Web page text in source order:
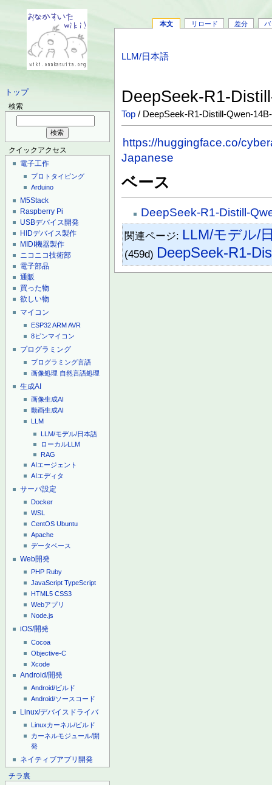
トップ
検索
クイックアクセス
電子工作
プロトタイピング
Arduino
M5Stack
Raspberry Pi
USBデバイス開発
HIDデバイス製作
MIDI機器製作
ニコニコ技術部
電子部品
通販
買った物
欲しい物
マイコン
ESP32ARMAVR
8ピンマイコン
プログラミング
プログラミング言語
画像処理 自然言語処理
生成AI
画像生成AI
動画生成AI
LLM
LLM/モデル/日本語
ローカルLLM
RAG
AIエージェント
AIエディタ
サーバ設定
Docker
WSL
CentOS Ubuntu
Apache
データベース
Web開発
PHP Ruby
JavaScript TypeScript
HTML5 CSS3
Webアプリ
Node.js
iOS/開発
Cocoa
Objective-C
Xcode
Android/開発
Android/ビルド
Android/ソースコード
Linux/デバイスドライバ
Linuxカーネル/ビルド
カーネルモジュール/開
発
ネイティブアプリ開発
チラ裏
本文 リロード 差分 バ
LLM/日本語
DeepSeek-R1-
Top / DeepSeek-R1-Distill-Qwen-
https://huggingface.co/
Japanese
ベース
DeepSeek-R1-Distill-
関連ページ: LLM/モデル/
(459d) DeepSeek-R1-